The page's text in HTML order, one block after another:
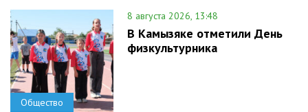
Общество
8 августа 2026, 13:48
В Камызяке отметили День
физкультурника